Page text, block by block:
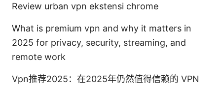
Review urban vpn ekstensi chrome
What is premium vpn and why it matters in
2025 for privacy, security, streaming, and
remote work
Vpn推荐2025：在2025年仍然值得信赖的 VPN